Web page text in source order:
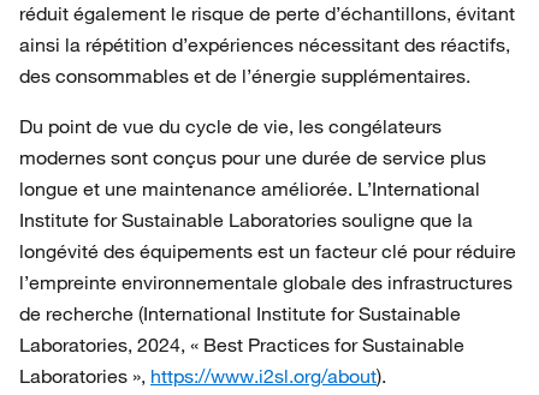
réduit également le risque de perte d’échantillons, évitant
ainsi la répétition d’expériences nécessitant des réactifs,
des consommables et de l’énergie supplémentaires.
Du point de vue du cycle de vie, les congélateurs
modernes sont conçus pour une durée de service plus
longue et une maintenance améliorée. L’International
Institute for Sustainable Laboratories souligne que la
longévité des équipements est un facteur clé pour réduire
l’empreinte environnementale globale des infrastructures
de recherche (International Institute for Sustainable
Laboratories, 2024, « Best Practices for Sustainable
Laboratories », https://www.i2sl.org/about).